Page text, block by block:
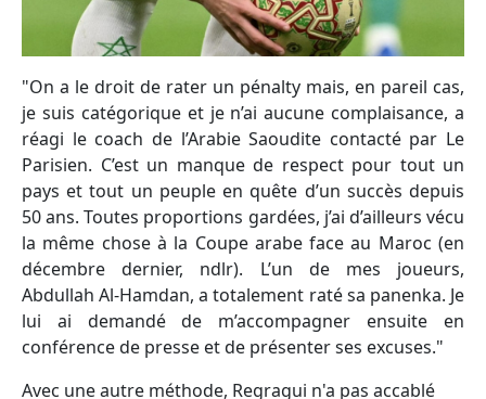
"On a le droit de rater un pénalty mais, en pareil cas,
je suis catégorique et je n’ai aucune complaisance, a
réagi le coach de l’Arabie Saoudite contacté par Le
Parisien. C’est un manque de respect pour tout un
pays et tout un peuple en quête d’un succès depuis
50 ans. Toutes proportions gardées, j’ai d’ailleurs vécu
la même chose à la Coupe arabe face au Maroc (en
décembre dernier, ndlr). L’un de mes joueurs,
Abdullah Al-Hamdan, a totalement raté sa panenka. Je
lui ai demandé de m’accompagner ensuite en
conférence de presse et de présenter ses excuses."
Avec une autre méthode, Regragui n'a pas accablé